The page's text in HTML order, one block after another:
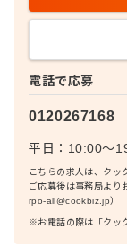
電話で応募
0120267168
平日：10:00〜
こちらの求人は、クッ
ご応募後は事務局より
rpo-all@cookbiz.jp）
※お電話の際は「クッ